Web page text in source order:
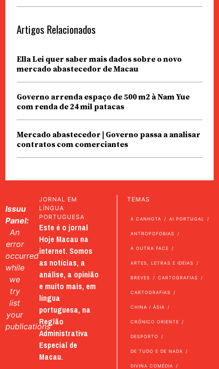
Artigos Relacionados
Ella Lei quer saber mais dados sobre o novo
mercado abastecedor de Macau
Governo arrenda espaço de 500 m2 à Nam Yue
com renda de 24 mil patacas
Mercado abastecedor | Governo passa a analisar
contratos com comerciantes
Issuu
Panel:
An
error
occurred
while
we
try
list
your
publications
JORNAL EM
LÍNGUA
PORTUGUESA
Este é o jornal
Hoje Macau na
internet. Somos
as notícias, a
análise, a opinião
e muito mais, em
língua
portuguesa, na
Região
Administrativa
Especial de
Macau.
TEMAS
A CANHOTA AI PORTUGAL
ANTROPOFOBIAS
A OUTRA FACE
ARTES, LETRAS E IDEIAS
BREVES CARTOGRAFIAS
CARTOGRAFIAS
CHINA / ÁSIA
CRÓNICO ORIENTE
DESPORTO
DE TUDO E DE NADA
DIVINA COMÉDIA